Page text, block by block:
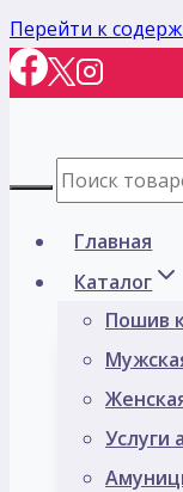
Перейти к
Главная
Каталог
Пошив
Услуги